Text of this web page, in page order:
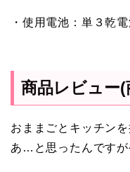
・使用電池：単３乾
商品レビュー
おままごとキッチンを
あ…と思ったんです